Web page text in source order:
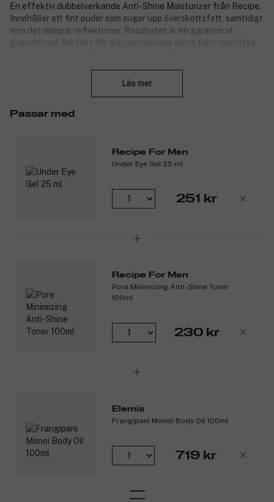
En effektiv dubbelverkande Anti-Shine Moisturizer från Recipe.
Innehåller ett fint puder som suger upp överskottsfett, samtidigt
som det dämpar reflektioner. Resultatet är en garanterat
glansfri hud. Perfekt för dig som behöver extra fukt, men ofta
Ingredienser:
Trimethylsiloxyphenyl Dimethicone, Butylene Glycol, Cetyl
Alcohol, Glyceryl Stearate, PEG-75 Stearate, Ceteth-20,
Potassium PCA, Marsdenia Condrugano, Propylene Glycol,
Dicaprylate, Dicaprate, Xanthan Gum, Opuntia Cochenilifera,
Divinyldimethicone, Dimethicone Copolymer, C12-13 Pareth-3,
Extract, Cinnamomum Cassia Bark Extract, Zingiber Officinales
Hydroxyethylcellulose, Phenoxyethanol, Methylparaben,
Ethylparaben, Propylparaben, CI 42051, Parfum/Fragrance,
Limonene, Geraniol, Hexyl Cinnamal, Butyphenyl
Methylpropional, Citronellol, Linalool, Hydroxymethyl-
pentylcyclohexencarboxaldehyde
Läs mer
Passar med
Recipe For Men
Under Eye Gel 25 ml
251 kr
Recipe For Men
Pore Minimizing Anti-Shine Toner
100ml
230 kr
Elemis
Frangipani Monoi Body Oil 100ml
719 kr